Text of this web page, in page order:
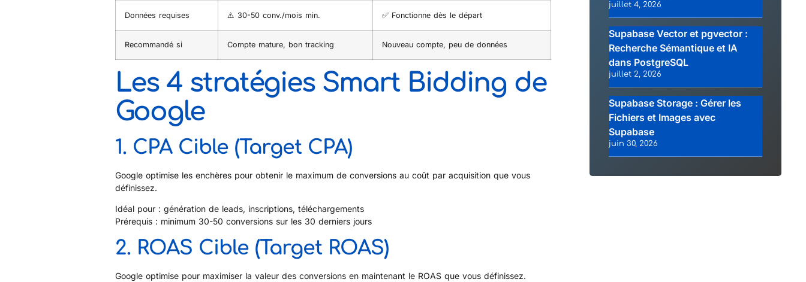
Données requises ⚠️ 30-50 conv./mois min. ✅ Fonctionne dès le départ
Recommandé si Compte mature, bon tracking Nouveau compte, peu de données
Les 4 stratégies Smart Bidding de
Google
1. CPA Cible (Target CPA)
Google optimise les enchères pour obtenir le maximum de conversions au coût par acquisition que vous
définissez.
Idéal pour : génération de leads, inscriptions, téléchargements
Prérequis : minimum 30-50 conversions sur les 30 derniers jours
2. ROAS Cible (Target ROAS)
Google optimise pour maximiser la valeur des conversions en maintenant le ROAS que vous définissez.
juillet 4, 2026
Supabase Vector et pgvector :
Recherche Sémantique et IA
dans PostgreSQL
juillet 2, 2026
Supabase Storage : Gérer les
Fichiers et Images avec
Supabase
juin 30, 2026